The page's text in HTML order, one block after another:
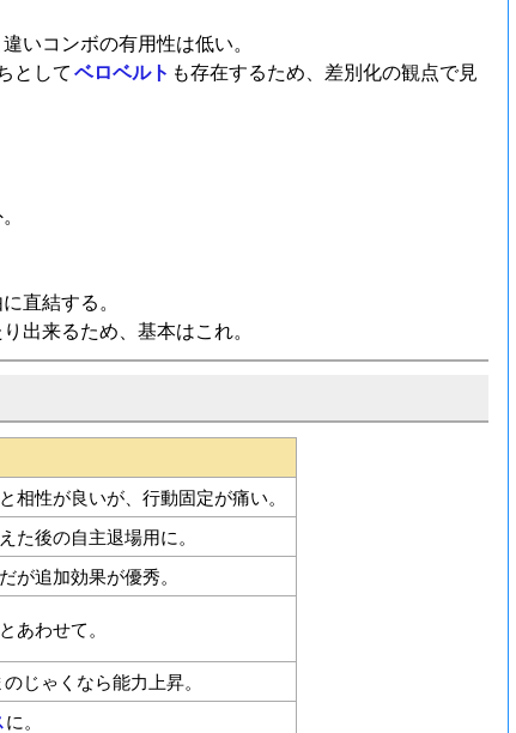
いコンボの有用性は低い。
として ベロベルト も存在するため、差別化の観点で見
直結する。
出来るため、基本はこれ。
相性が良いが、行動固定が痛い。
た後の自主退場用に。
が追加効果が優秀。
あわせて。
じゃくなら能力上昇。
に。